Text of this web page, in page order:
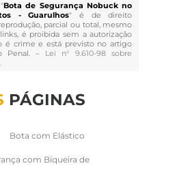
Bota de Segurança Nobuck no
- Guarulhos" é de direito
parcial ou total, mesmo
é proibida sem a autorização
é crime e está previsto no artigo
Penal. – Lei n° 9.610-98 sobre
PÁGINAS
Bota com Elástico
com Biqueira de